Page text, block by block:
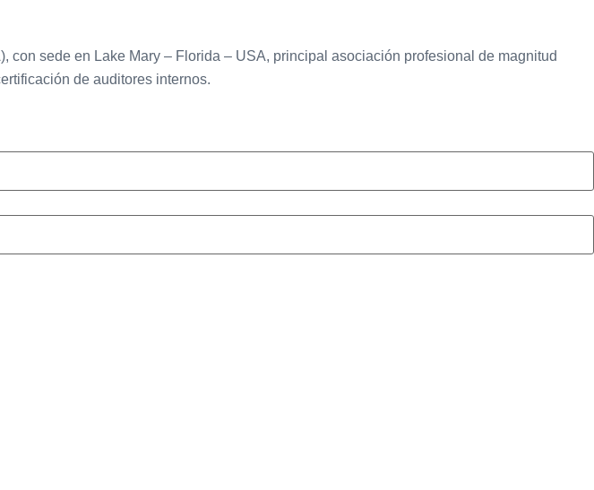
con sede en Lake Mary – Florida – USA, principal asociación profesional de magnitud
de auditores internos.